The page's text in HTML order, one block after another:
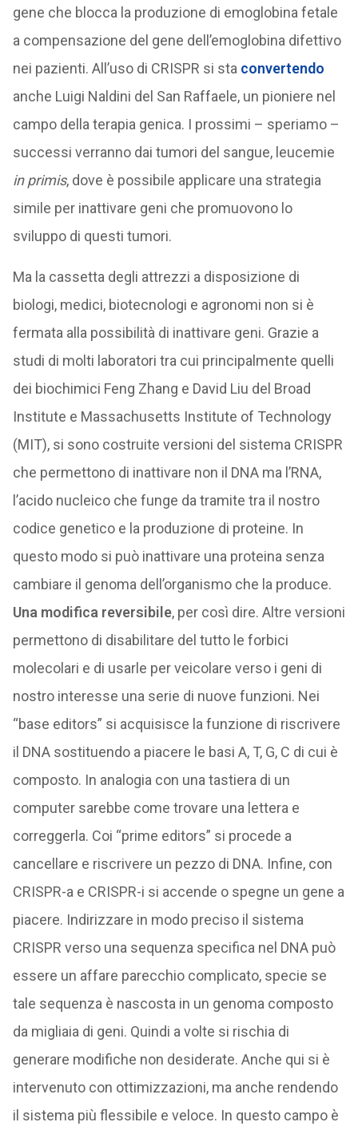
gene che blocca la produzione di emoglobina fetale
a compensazione del gene dell’emoglobina difettivo
nei pazienti. All’uso di CRISPR si sta convertendo
anche Luigi Naldini del San Raffaele, un pioniere nel
campo della terapia genica. I prossimi – speriamo –
successi verranno dai tumori del sangue, leucemie
in primis, dove è possibile applicare una strategia
simile per inattivare geni che promuovono lo
sviluppo di questi tumori.
Ma la cassetta degli attrezzi a disposizione di
biologi, medici, biotecnologi e agronomi non si è
fermata alla possibilità di inattivare geni. Grazie a
studi di molti laboratori tra cui principalmente quelli
dei biochimici Feng Zhang e David Liu del Broad
Institute e Massachusetts Institute of Technology
(MIT), si sono costruite versioni del sistema CRISPR
che permettono di inattivare non il DNA ma l’RNA,
l’acido nucleico che funge da tramite tra il nostro
codice genetico e la produzione di proteine. In
questo modo si può inattivare una proteina senza
cambiare il genoma dell’organismo che la produce.
Una modifica reversibile, per così dire. Altre versioni
permettono di disabilitare del tutto le forbici
molecolari e di usarle per veicolare verso i geni di
nostro interesse una serie di nuove funzioni. Nei
“base editors” si acquisisce la funzione di riscrivere
il DNA sostituendo a piacere le basi A, T, G, C di cui è
composto. In analogia con una tastiera di un
computer sarebbe come trovare una lettera e
correggerla. Coi “prime editors” si procede a
cancellare e riscrivere un pezzo di DNA. Infine, con
CRISPR-a e CRISPR-i si accende o spegne un gene a
piacere. Indirizzare in modo preciso il sistema
CRISPR verso una sequenza specifica nel DNA può
essere un affare parecchio complicato, specie se
tale sequenza è nascosta in un genoma composto
da migliaia di geni. Quindi a volte si rischia di
generare modifiche non desiderate. Anche qui si è
intervenuto con ottimizzazioni, ma anche rendendo
il sistema più flessibile e veloce. In questo campo è